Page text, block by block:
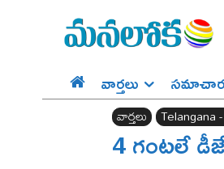
వార్తలు
వార్తలు
4 గంటలే